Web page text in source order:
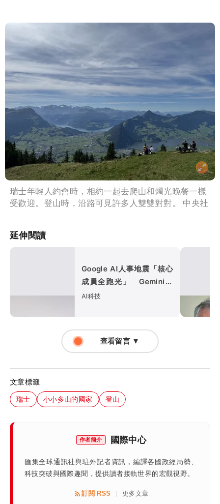
瑞士年輕人約會時，相約一起去爬山和燭光晚餐一樣
受歡迎。登山時，沿路可見許多人雙雙對對。 中央社
延伸閱讀
Google AI人事地震「核心
成員全跑光」 Gemini新
模型難產
AI科技
查看留言 ▼
文章標籤
瑞士 小小多山的國家 登山
作者簡介 國際中心
匯集全球通訊社與駐外記者資訊，編譯各國政經局勢、
科技突破與國際趣聞，提供讀者接軌世界的宏觀視野。
訂閱 RSS 更多文章